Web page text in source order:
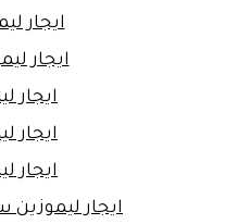
ايجار
ايجار
ايجار
ايجار
ايجار
ايجار ليموزين